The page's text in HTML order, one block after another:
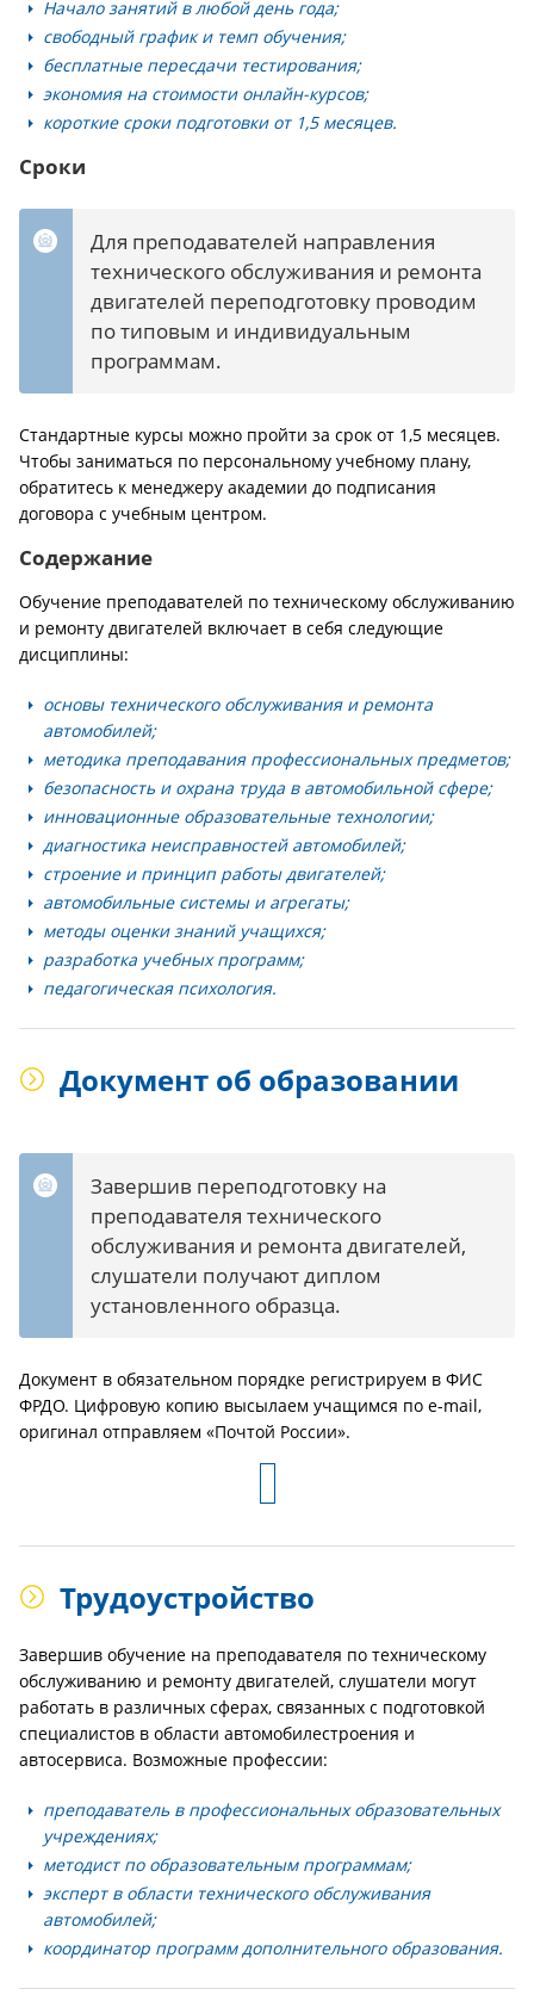
Начало занятий в любой день года;
свободный график и темп обучения;
бесплатные пересдачи тестирования;
экономия на стоимости онлайн-курсов;
короткие сроки подготовки от 1,5 месяцев.
Сроки
Для преподавателей направления
технического обслуживания и ремонта
двигателей переподготовку проводим
по типовым и индивидуальным
программам.
Стандартные курсы можно пройти за срок от 1,5 месяцев.
Чтобы заниматься по персональному учебному плану,
обратитесь к менеджеру академии до подписания
договора с учебным центром.
Содержание
Обучение преподавателей по техническому обслуживанию
и ремонту двигателей включает в себя следующие
дисциплины:
основы технического обслуживания и ремонта
автомобилей;
методика преподавания профессиональных предметов;
безопасность и охрана труда в автомобильной сфере;
инновационные образовательные технологии;
диагностика неисправностей автомобилей;
строение и принцип работы двигателей;
автомобильные системы и агрегаты;
методы оценки знаний учащихся;
разработка учебных программ;
педагогическая психология.
Документ об образовании
Завершив переподготовку на
преподавателя технического
обслуживания и ремонта двигателей,
слушатели получают диплом
установленного образца.
Документ в обязательном порядке регистрируем в ФИС
ФРДО. Цифровую копию высылаем учащимся по e-mail,
оригинал отправляем «Почтой России».
Трудоустройство
Завершив обучение на преподавателя по техническому
обслуживанию и ремонту двигателей, слушатели могут
работать в различных сферах, связанных с подготовкой
специалистов в области автомобилестроения и
автосервиса. Возможные профессии:
преподаватель в профессиональных образовательных
учреждениях;
методист по образовательным программам;
эксперт в области технического обслуживания
автомобилей;
координатор программ дополнительного образования.